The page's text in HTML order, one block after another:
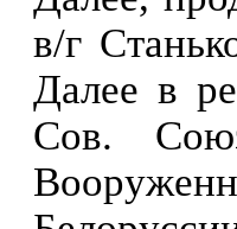
в/г
Далее в
Сов.